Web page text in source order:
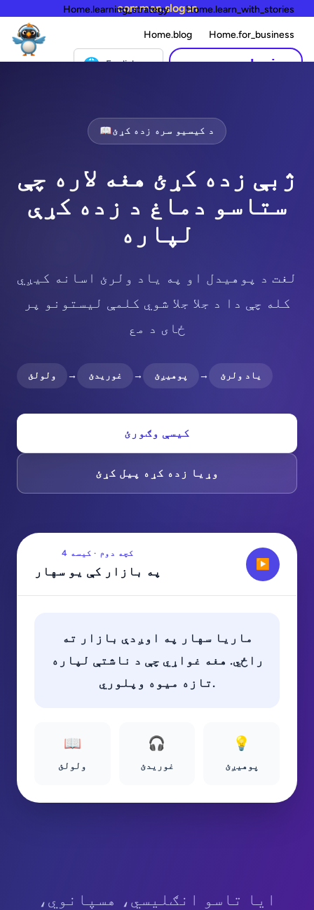
common.slogan
Home.learning_strategy Home.learn_with_stories
Home.blog Home.for_business
🌐 English common.login
📖د کیسیو سره زده کړئ
ژبې زده کړئ هغه لاره چې
ستاسو دماغ د زده کړې
لپاره
لغت د پوهیدل او په یاد ولرئ اسانه کیږي
کله چې دا د جلا جلا شوي کلمې لیستونو پر
ځای د مع
ولولئ → غوریدئ → پوهیږئ → یاد ولرئ
کیسې وګورئ
وړیا زده کړه پیل کړئ
کچه دوم · کیسه 4
په بازار کې یو سهار ▶
ماریا سهار په اوږدې بازار ته
راځي. هغه غواړي چې د ناشتې لپاره
تازه میوه وپلوري.
📖
ولولئ
🎧
غوریدئ
💡
پوهیږئ
ایا تاسو انګلیسي، هسپانوي،